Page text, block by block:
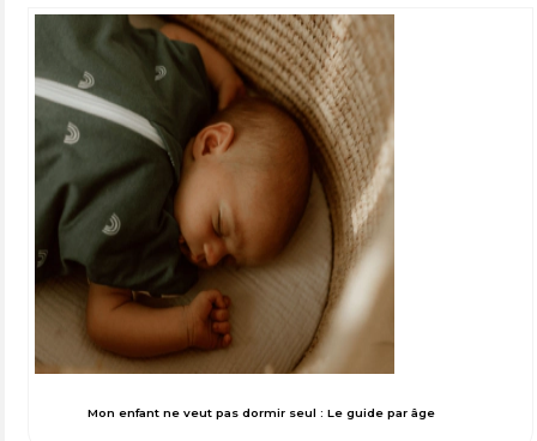
Mon enfant ne veut pas dormir seul : Le guide par âge